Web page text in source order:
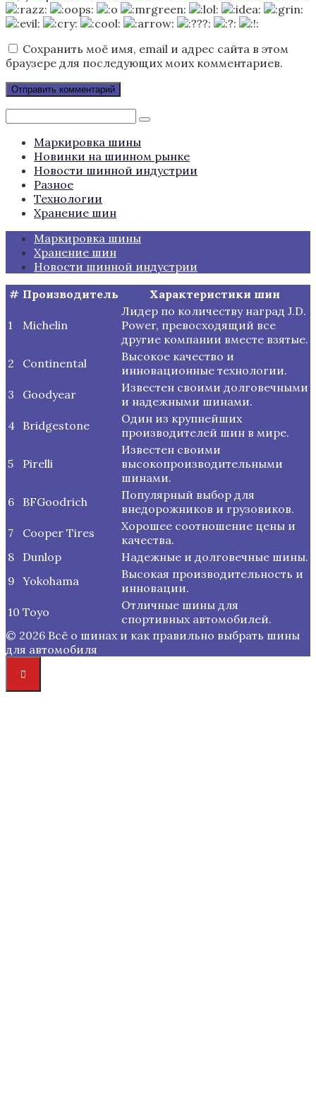
Сохранить моё имя, email и адрес сайта в этом
браузере для последующих моих комментариев.
Поиск:
Маркировка шины
Новинки на шинном рынке
Новости шинной индустрии
Разное
Технологии
Хранение шин
Маркировка шины
Хранение шин
Новости шинной индустрии
# Производитель Характеристики шин
1 Michelin
Лидер по количеству наград J.D.
Power, превосходящий все
другие компании вместе взятые.
2
Continental
Высокое качество и
инновационные технологии.
3
Goodyear
Известен своими долговечными
и надежными шинами.
4 Bridgestone
Один из крупнейших
производителей шин в мире.
5 Pirelli
Известен своими
высокопроизводительными
шинами.
6
BFGoodrich
Популярный выбор для
внедорожников и грузовиков.
7
Cooper Tires
Хорошее соотношение цены и
качества.
8
Dunlop
Надежные и долговечные шины.
9 Yokohama
Высокая производительность и
инновации.
10 Toyo
Отличные шины для
спортивных автомобилей.
© 2026 Всё о шинах и как правильно выбрать шины
для автомобиля